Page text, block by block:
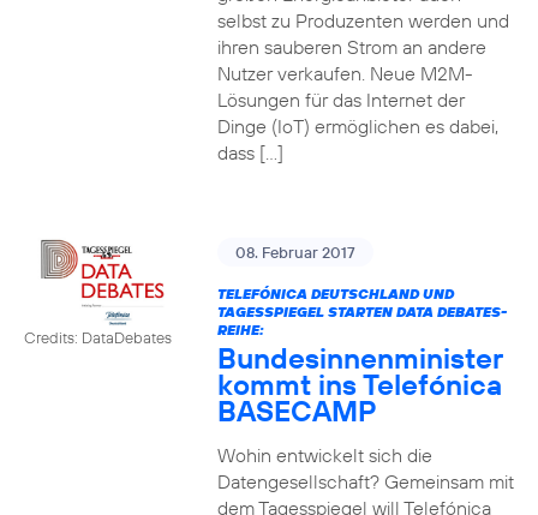
selbst zu Produzenten werden und
ihren sauberen Strom an andere
Nutzer verkaufen. Neue M2M-
Lösungen für das Internet der
Dinge (IoT) ermöglichen es dabei,
dass […]
Credits: DataDebates
08. Februar 2017
TELEFÓNICA DEUTSCHLAND UND
TAGESSPIEGEL STARTEN DATA DEBATES-
REIHE:
Bundesinnenminister
kommt ins Telefónica
BASECAMP
Wohin entwickelt sich die
Datengesellschaft? Gemeinsam mit
dem Tagesspiegel will Telefónica